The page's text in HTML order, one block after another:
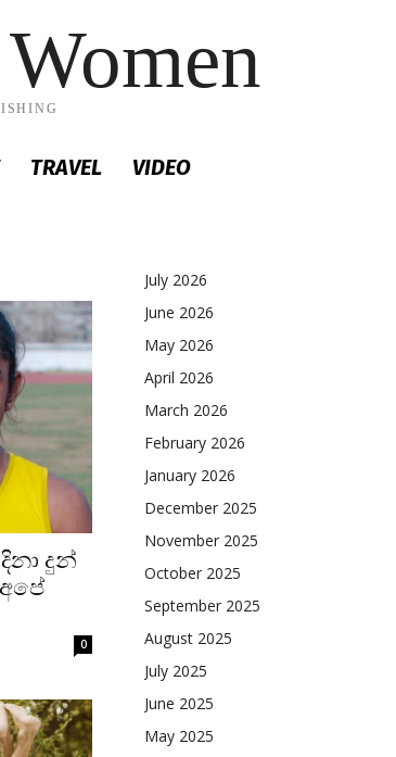
TRAVEL VIDEO
දුන්
0
July 2026
June 2026
May 2026
April 2026
March 2026
February 2026
January 2026
December 2025
November 2025
October 2025
September 2025
August 2025
July 2025
June 2025
May 2025